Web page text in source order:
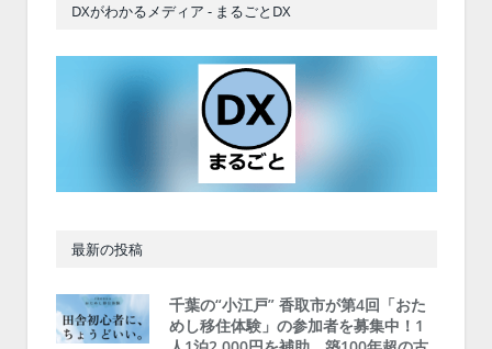
DXがわかるメディア - まるごとDX
最新の投稿
千葉の“小江戸” 香取市が第4回「おた
めし移住体験」の参加者を募集中！1